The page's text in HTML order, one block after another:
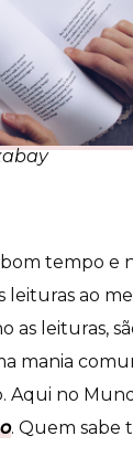
tempo
leituras ao
as leituras,
mania
Aqui no
. Quem sabe